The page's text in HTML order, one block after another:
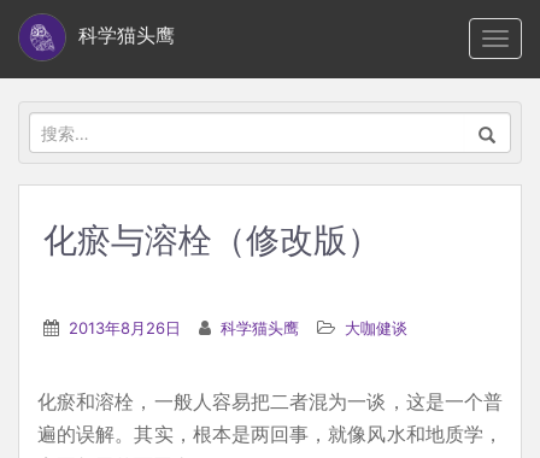
i
科学猫头鹰
搜
索：
化瘀与溶栓（修改版）
2013年8月26日 科学猫头鹰 大咖健谈
化瘀和溶栓，一般人容易把二者混为一谈，这是一个普
遍的误解。其实，根本是两回事，就像风水和地质学，